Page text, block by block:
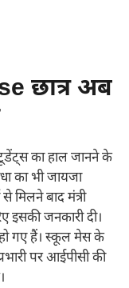
छात्र अब
का हाल जानने के
का भी जायजा
मिलने बाद मंत्री
इसकी जनकारी दी।
हो गए हैं। स्कूल मेस के
पर आईपीसी की